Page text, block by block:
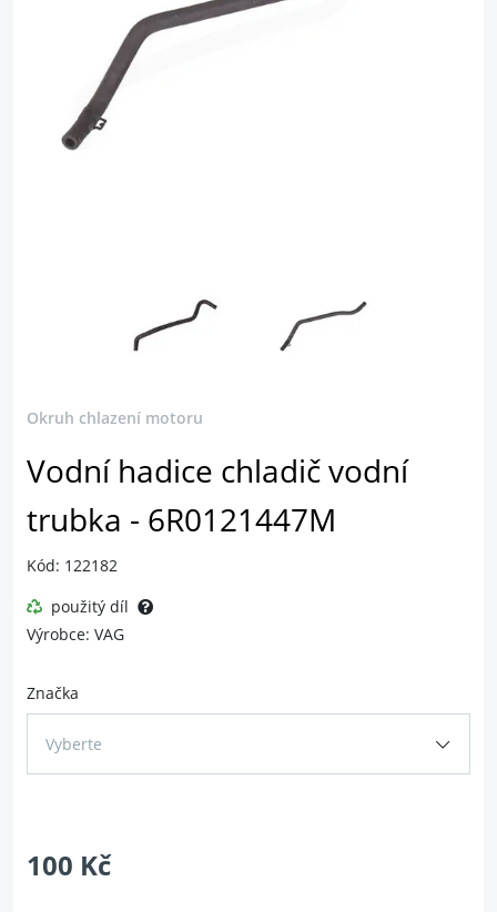
Okruh chlazení motoru
Vodní hadice chladič vodní
trubka - 6R0121447M
Kód: 122182
použitý díl
Výrobce: VAG
Značka
Vyberte
100 Kč